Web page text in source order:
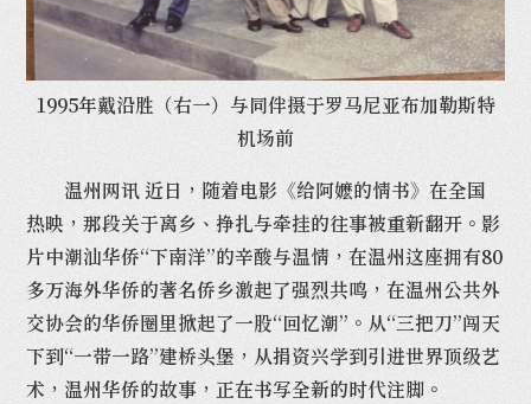
1995年戴沿胜（右一）与同伴摄于罗马尼亚布加勒斯特
机场前
温州网讯 近日，随着电影《给阿嬷的情书》在全国
热映，那段关于离乡、挣扎与牵挂的往事被重新翻开。影
片中潮汕华侨“下南洋”的辛酸与温情，在温州这座拥有80
多万海外华侨的著名侨乡激起了强烈共鸣，在温州公共外
交协会的华侨圈里掀起了一股“回忆潮”。从“三把刀”闯天
下到“一带一路”建桥头堡，从捐资兴学到引进世界顶级艺
术，温州华侨的故事，正在书写全新的时代注脚。